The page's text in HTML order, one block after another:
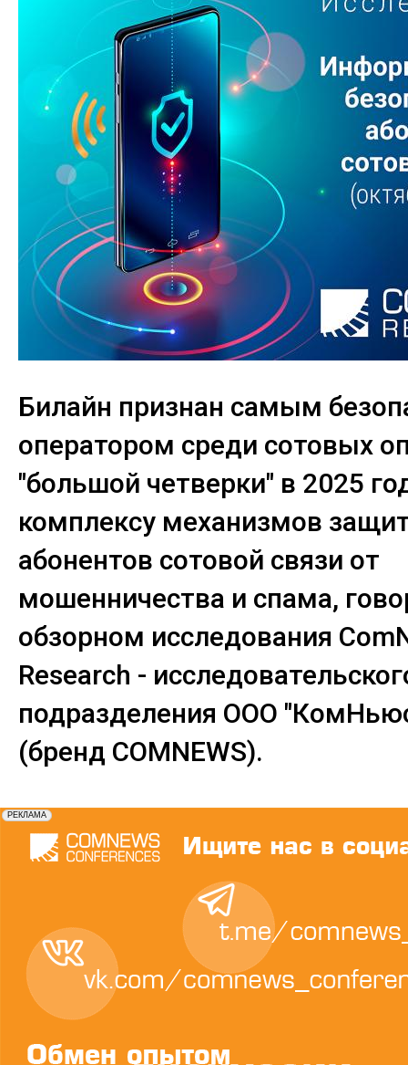
Билайн признан самым
оператором среди сотовых
"большой четверки" в 2025
комплексу механизмов
абонентов сотовой связи от
мошенничества и спама,
обзорном исследования
Research -
подразделения ООО
(бренд COMNEWS).